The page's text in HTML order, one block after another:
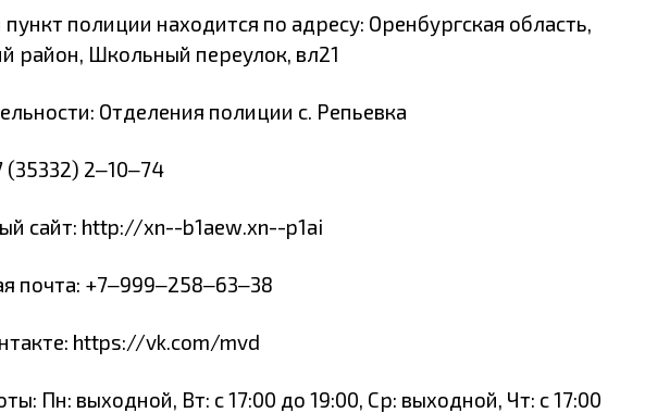
полиции находится по адресу: Оренбургская область,
район, Школьный переулок, вл21
Отделения полиции с. Репьевка
(35332) 2‒10‒74
сайт: http://xn--b1aew.xn--p1ai
почта: +7‒999‒258‒63‒38
https://vk.com/mvd
Пн: выходной, Вт: с 17:00 до 19:00, Ср: выходной, Чт: с 17:00